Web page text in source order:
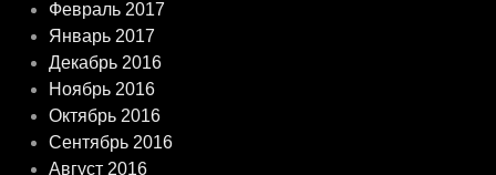
Февраль 2017
Январь 2017
Декабрь 2016
Ноябрь 2016
Октябрь 2016
Сентябрь 2016
Август 2016